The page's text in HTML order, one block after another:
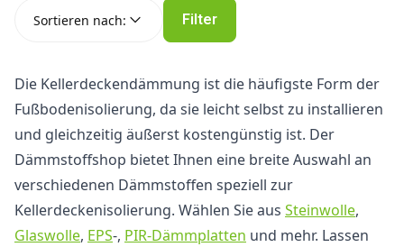
Sortieren nach: Filter
Die Kellerdeckendämmung ist die häufigste Form der
Fußbodenisolierung, da sie leicht selbst zu installieren
und gleichzeitig äußerst kostengünstig ist. Der
Dämmstoffshop bietet Ihnen eine breite Auswahl an
verschiedenen Dämmstoffen speziell zur
Kellerdeckenisolierung. Wählen Sie aus Steinwolle,
Glaswolle, EPS-, PIR-Dämmplatten und mehr. Lassen